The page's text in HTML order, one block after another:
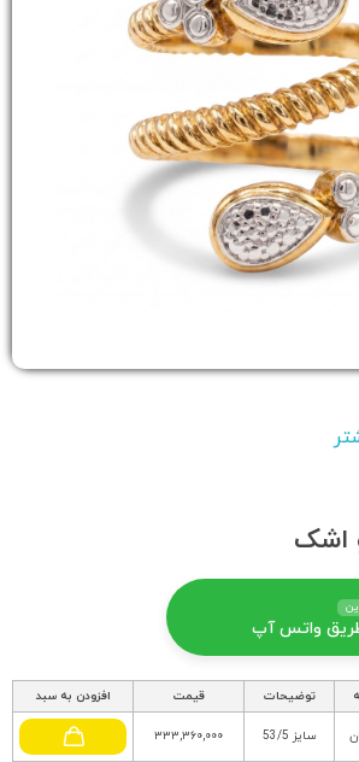
اشک
واتس آپ
توضیحات قیمت افزودن به سبد
سایز 53/5 ۳۳۳,۳۶۰,۰۰۰